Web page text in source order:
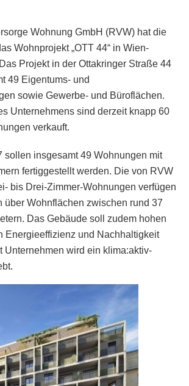
Wohnung GmbH (RVW) hat die
Wohnprojekt „OTT 44“ in Wien-
Projekt in der Ottakringer Straße 44
49 Eigentums- und
sowie Gewerbe- und Büroflächen.
Unternehmens sind derzeit knapp 60
verkauft.
sollen insgesamt 49 Wohnungen mit
fertiggestellt werden. Die von RVW
bis Drei-Zimmer-Wohnungen verfügen
über Wohnflächen zwischen rund 37
Das Gebäude soll zudem hohen
Energieeffizienz und Nachhaltigkeit
Unternehmen wird ein klima:aktiv-